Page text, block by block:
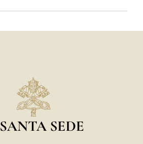
SANTA SEDE